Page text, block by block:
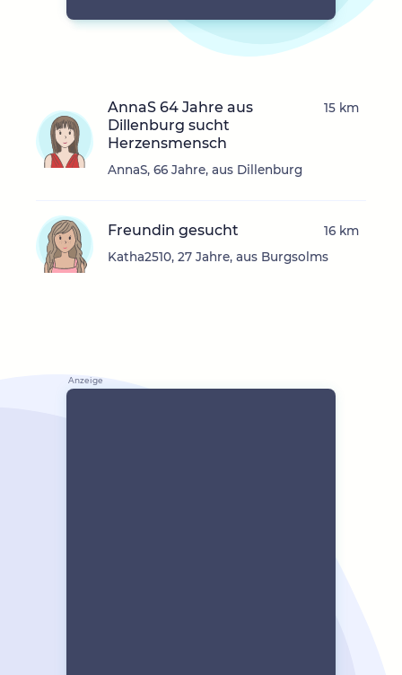
AnnaS 64 Jahre aus
Dillenburg sucht
Herzensmensch
AnnaS, 66 Jahre, aus Dillenburg
15 km
Freundin gesucht
Katha2510, 27 Jahre, aus Burgsolms
16 km